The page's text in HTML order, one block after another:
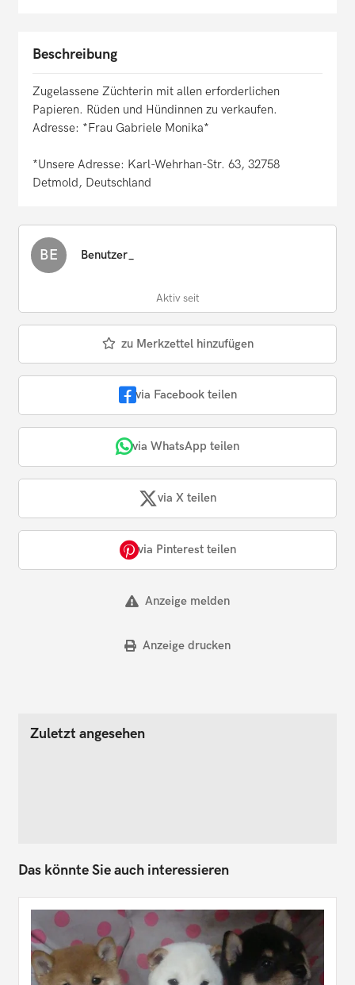
Beschreibung
Zugelassene Züchterin mit allen erforderlichen
Papieren. Rüden und Hündinnen zu verkaufen.
Adresse: *Frau Gabriele Monika*
*Unsere Adresse: Karl-Wehrhan-Str. 63, 32758
Detmold, Deutschland
BE Benutzer_
Aktiv seit
zu Merkzettel hinzufügen
via Facebook teilen
via WhatsApp teilen
via X teilen
via Pinterest teilen
Anzeige melden
Anzeige drucken
Zuletzt angesehen
Das könnte Sie auch interessieren